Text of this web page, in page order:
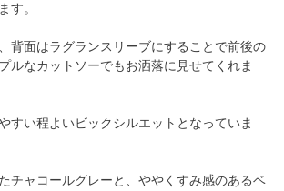
す。
背面はラグランスリーブにすることで前後の
ルなカットソーでもお洒落に見せてくれま
すい程よいビックシルエットとなっていま
チャコールグレーと、ややくすみ感のあるベ